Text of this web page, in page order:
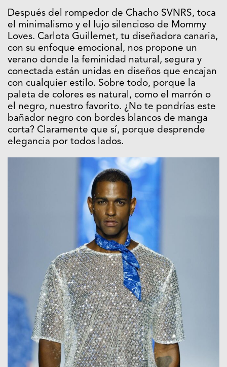
Después del rompedor de Chacho SVNRS, toca
el minimalismo y el lujo silencioso de Mommy
Loves. Carlota Guillemet, tu diseñadora canaria,
con su enfoque emocional, nos propone un
verano donde la feminidad natural, segura y
conectada están unidas en diseños que encajan
con cualquier estilo. Sobre todo, porque la
paleta de colores es natural, como el marrón o
el negro, nuestro favorito. ¿No te pondrías este
bañador negro con bordes blancos de manga
corta? Claramente que sí, porque desprende
elegancia por todos lados.